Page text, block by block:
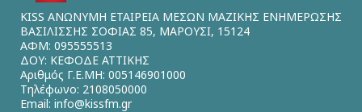
KISS ΑΝΩΝΥΜΗ ΕΤΑΙΡΕΙΑ ΜΕΣΩΝ ΜΑΖΙΚΗΣ ΕΝΗΜΕΡΩΣΗΣ
ΒΑΣΙΛΙΣΣΗΣ ΣΟΦΙΑΣ 85, ΜΑΡΟΥΣΙ, 15124
ΑΦΜ: 095555513
ΔΟΥ: ΚΕΦΟΔΕ ΑΤΤΙΚΗΣ
Αριθμός Γ.Ε.ΜΗ: 005146901000
Τηλέφωνο: 2108050000
Email: info@kissfm.gr